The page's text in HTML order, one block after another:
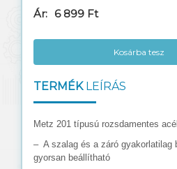
Ár: 6 899 Ft
Kosárba tesz
TERMÉKLEÍRÁS
Metz 201 típusú rozsdamentes
– A szalag és a záró gyakorlatilag
gyorsan beállítható